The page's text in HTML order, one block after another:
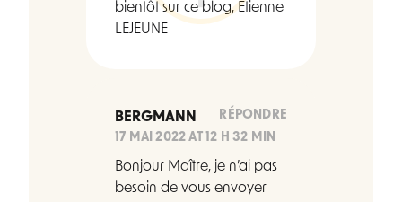
bientôt sur ce blog, Etienne
LEJEUNE
BERGMANN
17 MAI 2022 AT 12 H 32 MIN
RÉPONDRE
Bonjour Maître, je n’ai pas
besoin de vous envoyer